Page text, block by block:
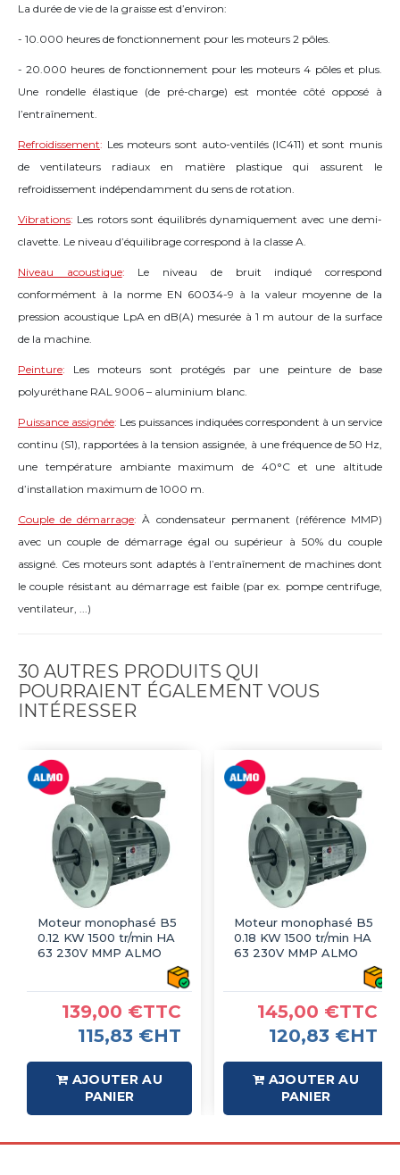
La durée de vie de la graisse est d’environ:
- 10.000 heures de fonctionnement pour les moteurs 2 pôles.
- 20.000 heures de fonctionnement pour les moteurs 4 pôles et plus.
Une rondelle élastique (de pré-charge) est montée côté opposé à
l’entraînement.
Refroidissement: Les moteurs sont auto-ventilés (IC411) et sont munis
de ventilateurs radiaux en matière plastique qui assurent le
refroidissement indépendamment du sens de rotation.
Vibrations: Les rotors sont équilibrés dynamiquement avec une demi-
clavette. Le niveau d’équilibrage correspond à la classe A.
Niveau acoustique: Le niveau de bruit indiqué correspond
conformément à la norme EN 60034-9 à la valeur moyenne de la
pression acoustique LpA en dB(A) mesurée à 1 m autour de la surface
de la machine.
Peinture: Les moteurs sont protégés par une peinture de base
polyuréthane RAL 9006 – aluminium blanc.
Puissance assignée: Les puissances indiquées correspondent à un service
continu (S1), rapportées à la tension assignée, à une fréquence de 50 Hz,
une température ambiante maximum de 40°C et une altitude
d’installation maximum de 1000 m.
Couple de démarrage: À condensateur permanent (référence MMP)
avec un couple de démarrage égal ou supérieur à 50% du couple
assigné. Ces moteurs sont adaptés à l’entraînement de machines dont
le couple résistant au démarrage est faible (par ex. pompe centrifuge,
ventilateur, ...)
30 AUTRES PRODUITS QUI
POURRAIENT ÉGALEMENT VOUS
INTÉRESSER
Moteur monophasé B5
0.12 KW 1500 tr/min HA
63 230V MMP ALMO
139,00 €TTC
115,83 €HT
AJOUTER AU
PANIER
Moteur monophasé B5
0.18 KW 1500 tr/min HA
63 230V MMP ALMO
145,00 €TTC
120,83 €HT
AJOUTER AU
PANIER